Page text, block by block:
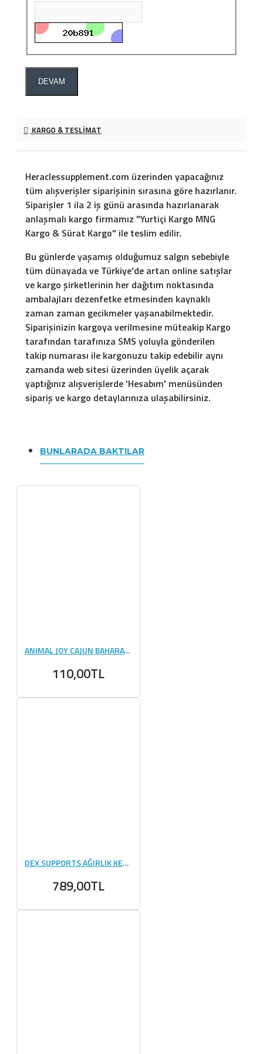
DEVAM
KARGO & TESLIMAT
Heraclessupplement.com üzerinden yapacağınız
tüm alışverişler siparişinin sırasına göre hazırlanır.
Siparişler 1 ila 2 iş günü arasında hazırlanarak
anlaşmalı kargo firmamız "Yurtiçi Kargo MNG
Kargo & Sürat Kargo" ile teslim edilir.
Bu günlerde yaşamış olduğumuz salgın sebebiyle
tüm dünayada ve Türkiye'de artan online satışlar
ve kargo şirketlerinin her dağıtım noktasında
ambalajları dezenfetke etmesinden kaynaklı
zaman zaman gecikmeler yaşanabilmektedir.
Siparişinizin kargoya verilmesine müteakip Kargo
tarafından tarafınıza SMS yoluyla gönderilen
takip numarası ile kargonuzu takip edebilir aynı
zamanda web sitesi üzerinden üyelik açarak
yaptığınız alışverişlerde 'Hesabım' menüsünden
sipariş ve kargo detaylarınıza ulaşabilirsiniz.
BUNLARADA BAKTILAR
ANIMAL JOY CAJUN BAHARATI 100 GR
110,00TL
DEX SUPPORTS AĞIRLIK KEMERİ
789,00TL